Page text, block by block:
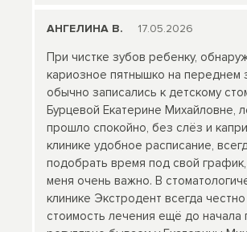
АНГЕЛИНА В. 17.05.2026
При чистке зубов ребенку,
кариозное пятнышко на переднем
обычно записались к детскому
Бурцевой Екатерине Михайловне,
прошло спокойно, без слёз и
клинике удобное расписание,
подобрать время под свой
меня очень важно. В
клинике Экстродент всегда
стоимость лечения ещё до